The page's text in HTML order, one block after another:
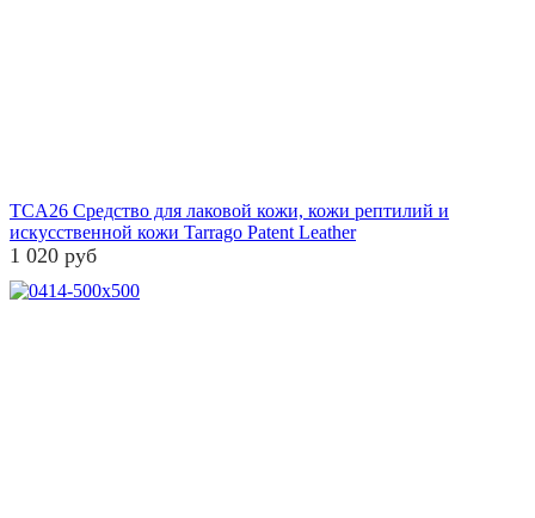
TCA26 Средство для лаковой кожи, кожи рептилий и
искусственной кожи Tarrago Patent Leather
1 020 руб